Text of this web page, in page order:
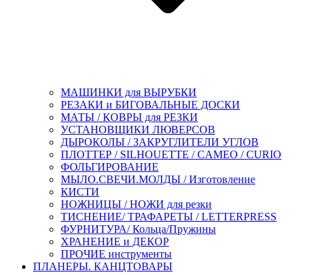
МАШИНКИ для ВЫРУБКИ
РЕЗАКИ и БИГОВАЛЬНЫЕ ДОСКИ
МАТЫ / КОВРЫ для РЕЗКИ
УСТАНОВЩИКИ ЛЮВЕРСОВ
ДЫРОКОЛЫ / ЗАКРУГЛИТЕЛИ УГЛОВ
ПЛОТТЕР / SILHOUETTE / CAMEO / CURIO
ФОЛЬГИРОВАНИЕ
МЫЛО.СВЕЧИ.МОЛДЫ / Изготовление
КИСТИ
НОЖНИЦЫ / НОЖИ для резки
ТИСНЕНИЕ/ ТРАФАРЕТЫ / LETTERPRESS
ФУРНИТУРА/ Кольца/Пружины
ХРАНЕНИЕ и ДЕКОР
ПРОЧИЕ инструменты
ПЛАНЕРЫ. КАНЦТОВАРЫ